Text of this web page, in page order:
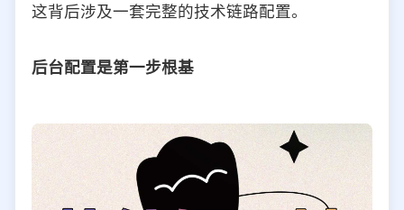
这背后涉及一套完整的技术链路配置。
后台配置是第一步根基